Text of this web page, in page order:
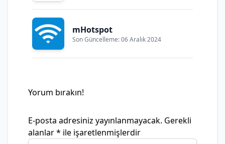
mHotspot
Son Güncelleme: 06 Aralık 2024
Yorum bırakın!
E-posta adresiniz yayınlanmayacak. Gerekli
alanlar* ile işaretlenmişlerdir